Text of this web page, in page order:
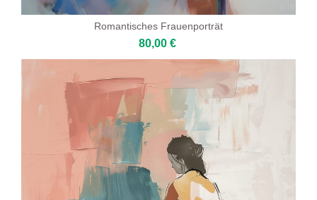
Romantisches Frauenporträt
80,00 €